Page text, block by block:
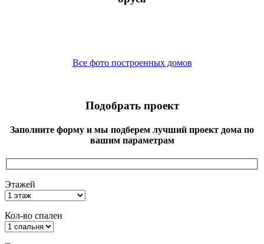
Все фото построенных домов
Подобрать проект
Заполните форму и мы подберем лучший проект дома по
вашим параметрам
Этажей
Кол-во спален